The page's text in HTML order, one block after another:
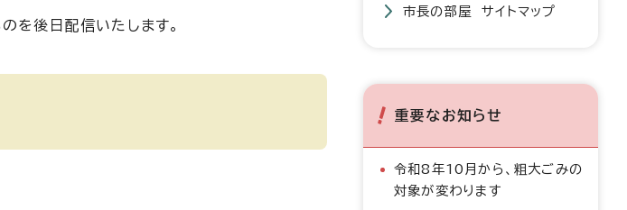
を後日配信いたします。
市長の部屋 サイトマップ
重要なお知らせ
令和8年10月から、粗大ごみの
対象が変わります